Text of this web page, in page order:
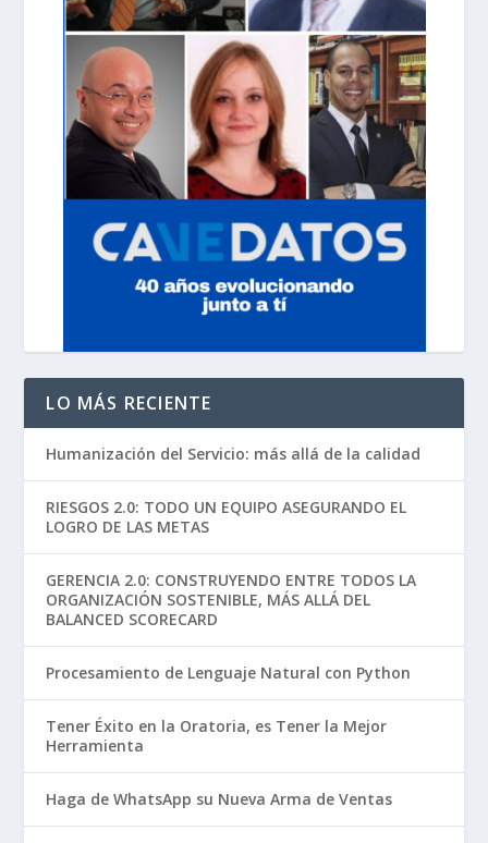
LO MÁS RECIENTE
Humanización del Servicio: más allá de la calidad
RIESGOS 2.0: TODO UN EQUIPO ASEGURANDO EL
LOGRO DE LAS METAS
GERENCIA 2.0: CONSTRUYENDO ENTRE TODOS LA
ORGANIZACIÓN SOSTENIBLE, MÁS ALLÁ DEL
BALANCED SCORECARD
Procesamiento de Lenguaje Natural con Python
Tener Éxito en la Oratoria, es Tener la Mejor
Herramienta
Haga de WhatsApp su Nueva Arma de Ventas